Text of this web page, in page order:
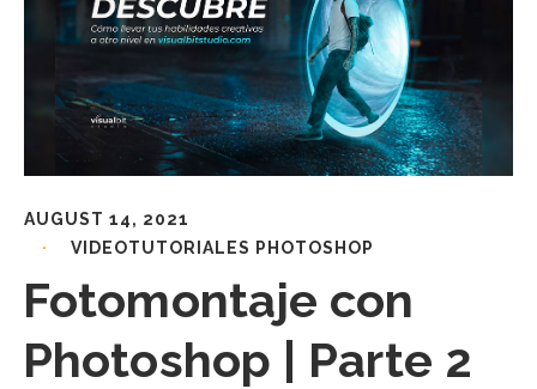
AUGUST 14, 2021
VIDEOTUTORIALES PHOTOSHOP
Fotomontaje con
Photoshop | Parte 2